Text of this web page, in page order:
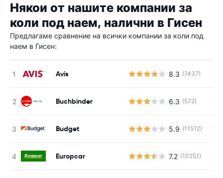
Някои от нашите компании за
коли под наем, налични в Гисен
Предлагаме сравнение на всички компании за коли под
наем в Гисен:
Avis 8.3 (7437)
Buchbinder 6.3 (572)
Budget 5.9 (11512)
Europcar 7.2 (10251)